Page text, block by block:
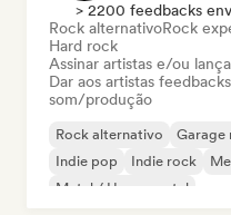
> 2200 feedbacks
Rock alternativoRock
Hard rock
Assinar artistas e/ou
Dar aos artistas
som/produção
Rock alternativo Garage
Indie pop
Indie rock
Metal / Heavy metal